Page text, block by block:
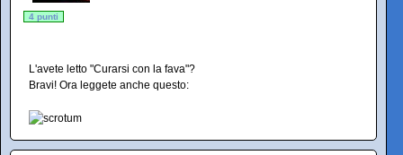
4 punti
L'avete letto "Curarsi con la fava"?
Bravi! Ora leggete anche questo: